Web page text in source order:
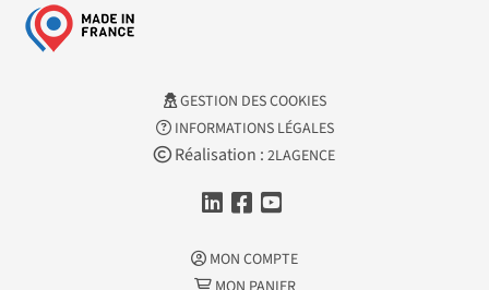
GESTION DES COOKIES
INFORMATIONS LÉGALES
Réalisation : 2LAGENCE
MON COMPTE